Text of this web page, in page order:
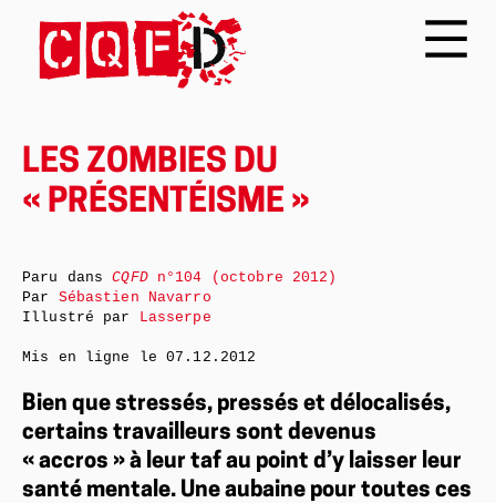
LES ZOMBIES DU
« PRÉSENTÉISME »
Bien que stressés, pressés et délocalisés,
certains travailleurs sont devenus
« accros » à leur taf au point d’y laisser leur
santé mentale. Une aubaine pour toutes ces
Paru dansCQFDn°104 (octobre 2012)
Par Sébastien Navarro
Illustré par Lasserpe
Mis en ligne le07.12.2012